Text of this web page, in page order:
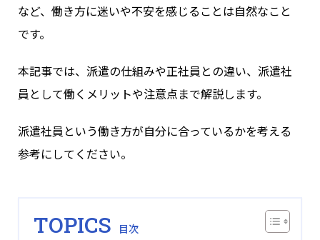
など、働き方に迷いや不安を感じることは自然なこと
です。
本記事では、派遣の仕組みや正社員との違い、派遣社
員として働くメリットや注意点まで解説します。
派遣社員という働き方が自分に合っているかを考える
参考にしてください。
TOPICS